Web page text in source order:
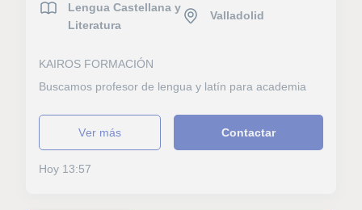
Lengua Castellana y
Literatura
Valladolid
KAIROS FORMACIÓN
Buscamos profesor de lengua y latín para academia
ver más Contactar
Hoy 13:57